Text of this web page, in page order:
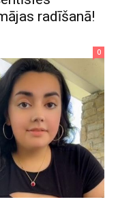
radīšanā!
0